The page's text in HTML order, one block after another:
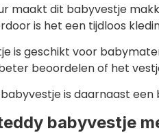
maakt dit babyvestje
is het een tijdloos
is geschikt voor
beoordelen of het
is daarnaast
babyvestje